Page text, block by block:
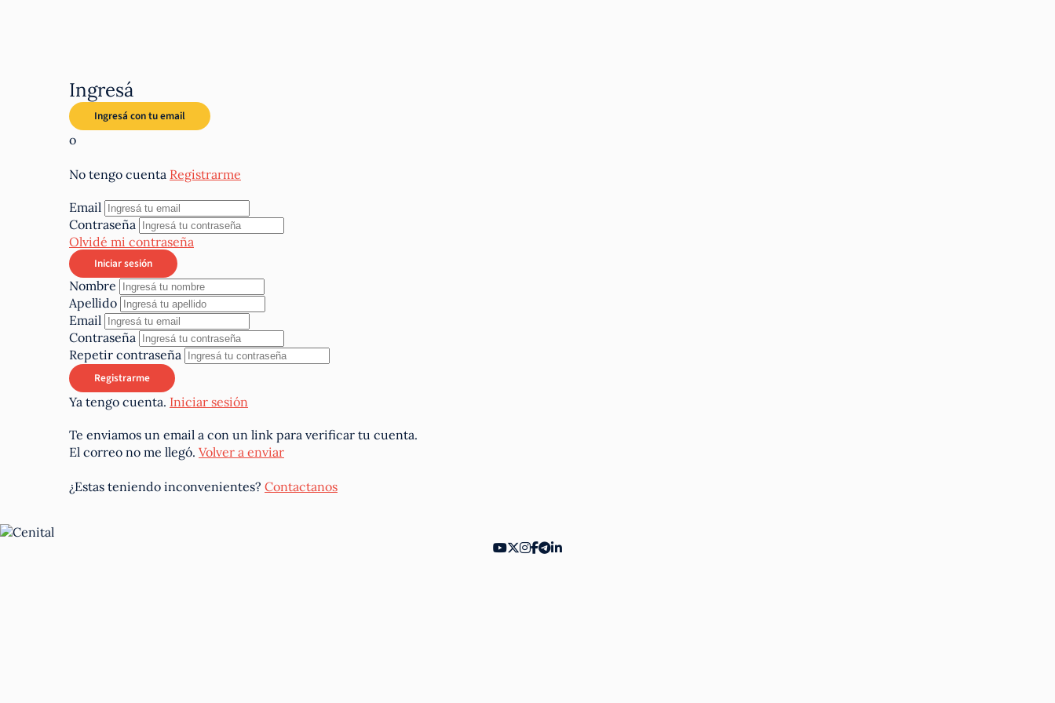
Ingresá
o
No tengo cuenta Registrarme
Email
Contraseña
Olvidé mi contraseña
Nombre
Apellido
Email
Contraseña
Repetir contraseña
Ya tengo cuenta. Iniciar sesión
Te enviamos un email a con un link para verificar tu cuenta.
El correo no me llegó. Volver a enviar
¿Estas teniendo inconvenientes? Contactanos